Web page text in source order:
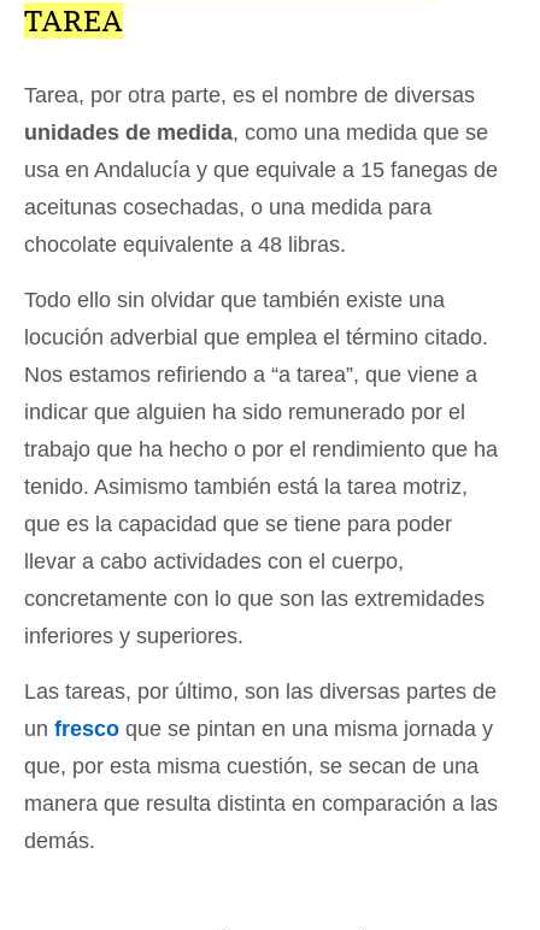
TAREA
Tarea, por otra parte, es el nombre de diversas
unidades de medida, como una medida que se
usa en Andalucía y que equivale a 15 fanegas de
aceitunas cosechadas, o una medida para
chocolate equivalente a 48 libras.
Todo ello sin olvidar que también existe una
locución adverbial que emplea el término citado.
Nos estamos refiriendo a “a tarea”, que viene a
indicar que alguien ha sido remunerado por el
trabajo que ha hecho o por el rendimiento que ha
tenido. Asimismo también está la tarea motriz,
que es la capacidad que se tiene para poder
llevar a cabo actividades con el cuerpo,
concretamente con lo que son las extremidades
inferiores y superiores.
Las tareas, por último, son las diversas partes de
un fresco que se pintan en una misma jornada y
que, por esta misma cuestión, se secan de una
manera que resulta distinta en comparación a las
demás.